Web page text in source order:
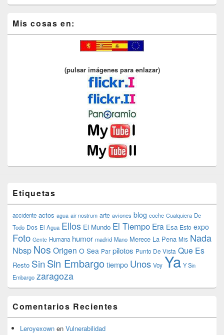
Mis cosas en:
(pulsar imágenes para enlazar)
Etiquetas
accidente actos agua air nostrum arte aviones blog coche Cualquiera De
Todo Dos El Agua Ellos El Mundo El Tiempo Era Esa Esto expo
Foto Gente Humana humor madrid Mano Merece La Pena Mis Nada
Nbsp Nos Origen O Sea Par pilotos Punto De Vista Que Es
Resto SinSin Embargotiempo Unos Voy Ya Y Sin
Embargo zaragoza
Comentarios Recientes
Leroyexown en Vulnerabilidad